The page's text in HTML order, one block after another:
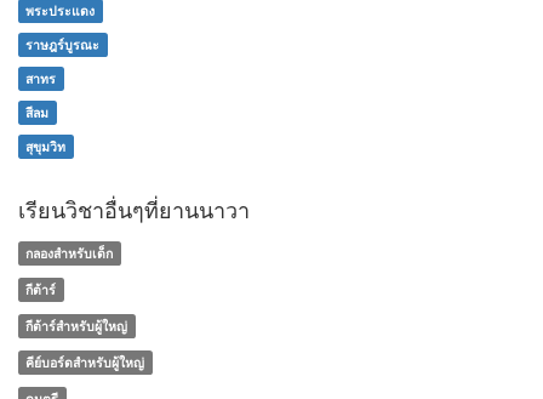
พระประแดง
ราษฎร์บูรณะ
สาทร
สีลม
สุขุมวิท
เรียนวิชาอื่นๆที่ยานนาวา
กลองสำหรับเด็ก
กีต้าร์
กีต้าร์สำหรับผู้ใหญ่
คีย์บอร์ดสำหรับผู้ใหญ่